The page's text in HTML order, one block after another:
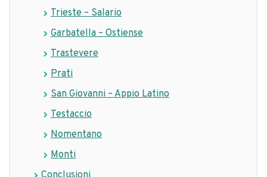
Trieste – Salario
Garbatella – Ostiense
Trastevere
Prati
San Giovanni – Appio Latino
Testaccio
Nomentano
Monti